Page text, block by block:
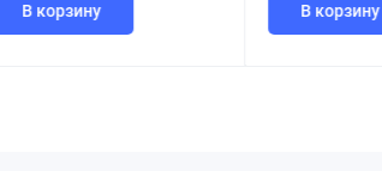
В корзину В корзину